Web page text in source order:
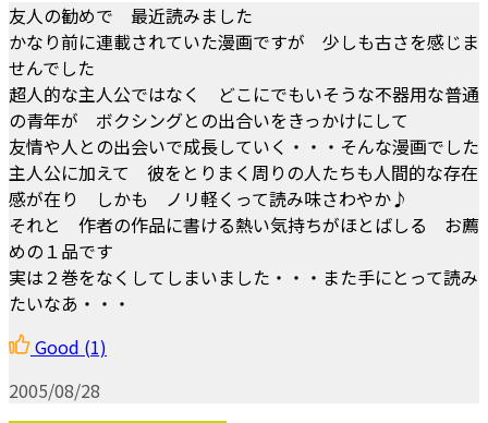
友人の勧めで 最近読みました
かなり前に連載されていた漫画ですが 少しも古さを感じま
せんでした
超人的な主人公ではなく どこにでもいそうな不器用な普通
の青年が ボクシングとの出合いをきっかけにして
友情や人との出会いで成長していく・・・そんな漫画でした
主人公に加えて 彼をとりまく周りの人たちも人間的な存在
感が在り しかも ノリ軽くって読み味さわやか♪
それと 作者の作品に書ける熱い気持ちがほとばしる お薦
めの１品です
実は２巻をなくしてしまいました・・・また手にとって読み
たいなあ・・・
Good (1)
2005/08/28